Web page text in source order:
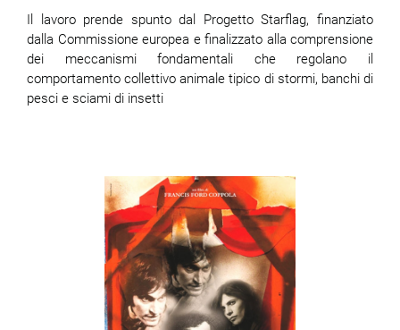
Il lavoro prende spunto dal Progetto Starflag, finanziato
dalla Commissione europea e finalizzato alla comprensione
dei meccanismi fondamentali che regolano il
comportamento collettivo animale tipico di stormi, banchi di
pesci e sciami di insetti